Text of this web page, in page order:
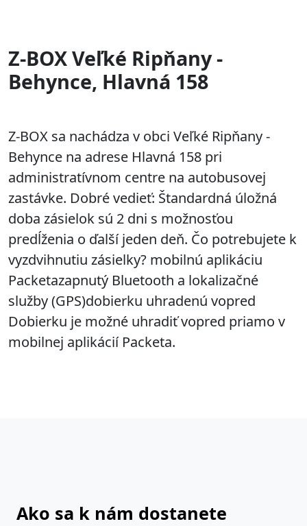
Z-BOX Veľké Ripňany -
Behynce, Hlavná 158
Z-BOX sa nachádza v obci Veľké Ripňany -
Behynce na adrese Hlavná 158 pri
administratívnom centre na autobusovej
zastávke. Dobré vedieť: Štandardná úložná
doba zásielok sú 2 dni s možnosťou
predĺženia o ďalší jeden deň. Čo potrebujete k
vyzdvihnutiu zásielky? mobilnú aplikáciu
Packetazapnutý Bluetooth a lokalizačné
služby (GPS)dobierku uhradenú vopred
Dobierku je možné uhradiť vopred priamo v
mobilnej aplikácií Packeta.
Ako sa k nám dostanete